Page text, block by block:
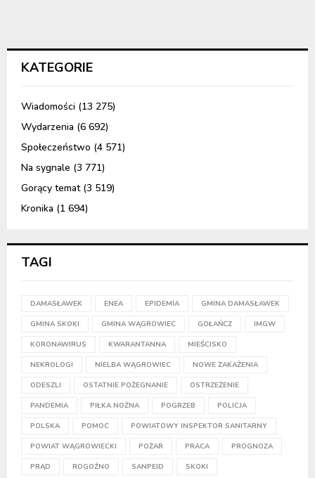
KATEGORIE
Wiadomości (13 275)
Wydarzenia (6 692)
Społeczeństwo (4 571)
Na sygnale (3 771)
Gorący temat(3 519)
Kronika (1 694)
TAGI
DAMASŁAWEK ENEA EPIDEMIA GMINA DAMASŁAWEK
GMINA SKOKI GMINA WĄGROWIEC GOŁAŃCZ IMGW
KORONAWIRUS KWARANTANNA MIEŚCISKO
NEKROLOGI NIELBA WĄGROWIEC NOWE ZAKAŻENIA
ODESZLI OSTATNIE POŻEGNANIE OSTRZEŻENIE
PANDEMIA PIŁKA NOŻNA POGRZEB POLICJA
POLSKA POMOC POWIATOWY INSPEKTOR SANITARNY
POWIAT WĄGROWIECKI POŻAR PRACA PROGNOZA
PRĄD ROGOŹNO SANPEID SKOKI